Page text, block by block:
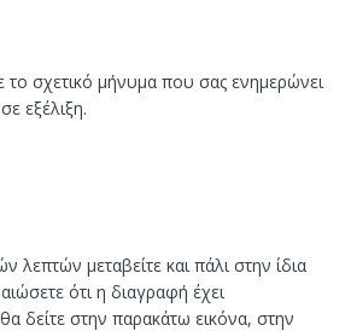
το σχετικό μήνυμα που σας ενημερώνει
εξέλιξη.
λεπτών μεταβείτε και πάλι στην ίδια
ότι η διαγραφή έχει
δείτε στην παρακάτω εικόνα, στην